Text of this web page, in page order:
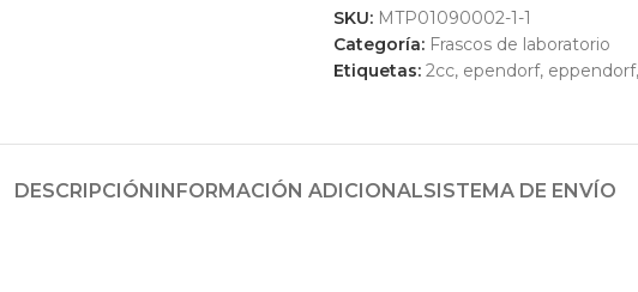
SKU: MTP01090002-1-1
Categoría: Frascos de laboratorio
Etiquetas: 2cc, ependorf, eppendorf,
DESCRIPCIÓNINFORMACIÓN ADICIONALSISTEMA DE ENVÍO